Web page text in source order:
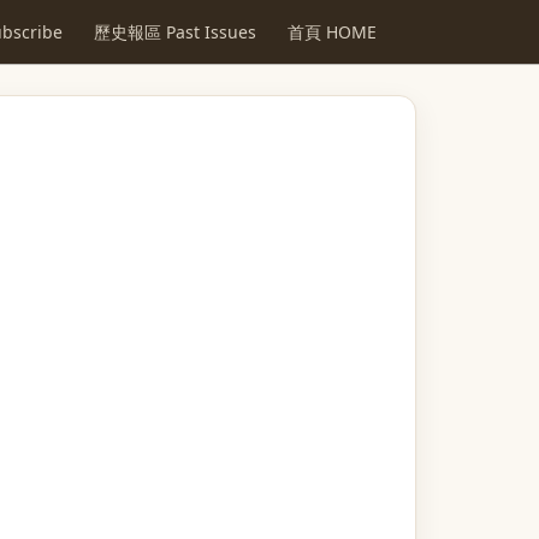
歷史報區 Past Issues 首頁 HOME